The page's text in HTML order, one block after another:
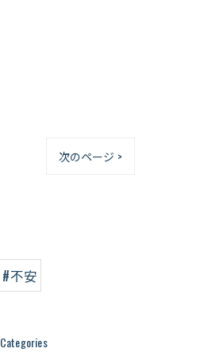
次のページ >
#不安
Categories